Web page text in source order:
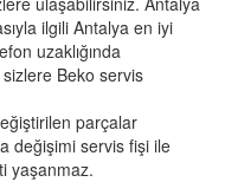
ilgili Antalya en iyi
uzaklığında
Beko servis
parçalar
değişimi servis fişi ile
yaşanmaz.